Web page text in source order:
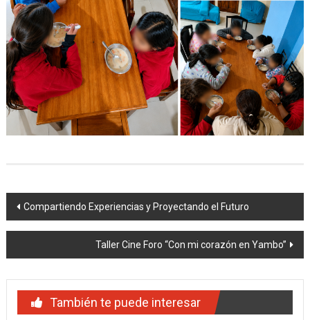
Navegación
de
entradas
Compartiendo Experiencias y Proyectando el Futuro
Taller Cine Foro “Con mi corazón en Yambo”
También te puede interesar